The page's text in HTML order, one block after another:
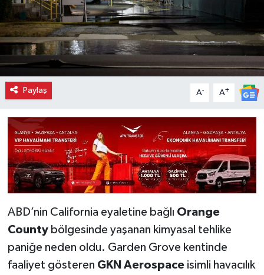
Paylaş A- A+
ABD’nin California eyaletine bağlı Orange
Countybölgesinde yaşanan kimyasal tehlike
paniğe neden oldu. Garden Grove kentinde
faaliyet gösteren GKN Aerospaceisimli havacılık